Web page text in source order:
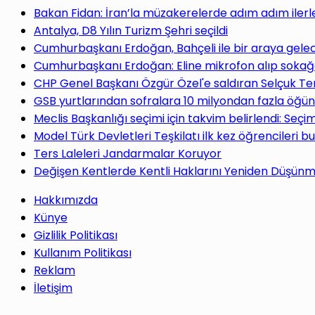
yap
...
Bakan Fidan: İran’la müzakerelerde adım adım
Antalya, D8 Yılın Turizm Şehri seçildi
Cumhurbaşkanı Erdoğan, Bahçeli ile bir araya
Cumhurbaşkanı Erdoğan: Eline mikrofon alıp
CHP Genel Başkanı Özgür Özel'e saldıran Selçuk
GSB yurtlarından sofralara 10 milyondan fazla öğün
Meclis Başkanlığı seçimi için takvim belirlendi:
Model Türk Devletleri Teşkilatı ilk kez öğrencileri
Ters Laleleri Jandarmalar Koruyor
Değişen Kentlerde Kentli Haklarını Yeniden
Hakkımızda
Künye
Gizlilik Politikası
Kullanım Politikası
Reklam
İletişim